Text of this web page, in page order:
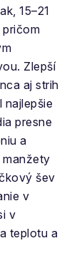
15–21
Zlepší
aj strih
presne
a
šev
v
v
teplotu a